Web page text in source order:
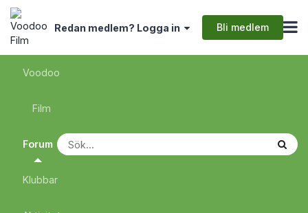
Redan medlem? Logga in Bli medlem
Voodoo
Film
Forum
Klubbar